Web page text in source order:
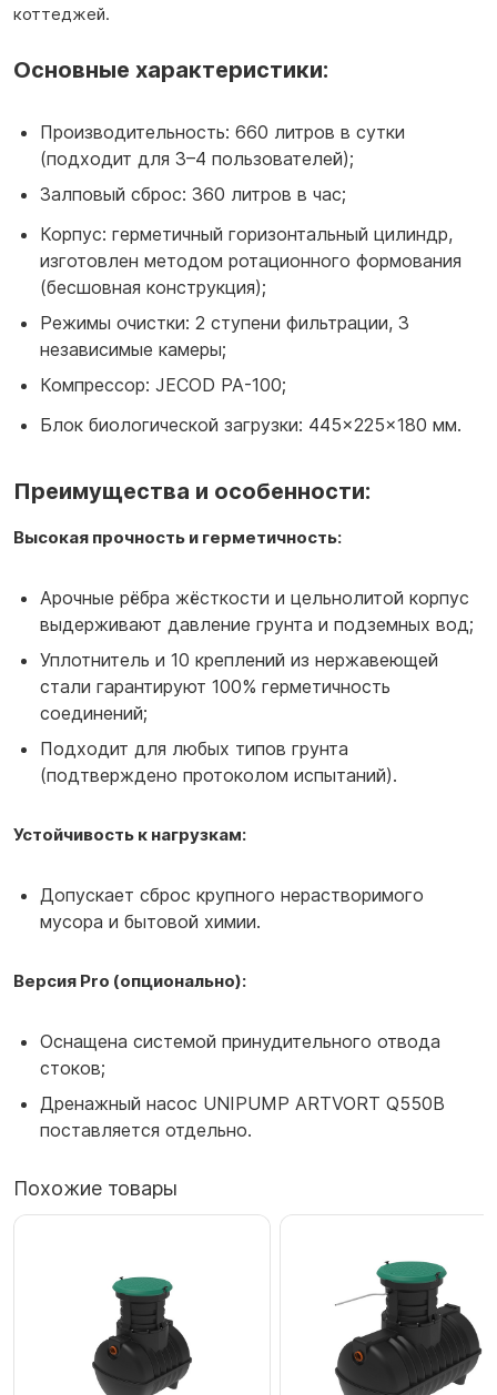
коттеджей.
Основные характеристики:
Производительность: 660 литров в сутки
(подходит для 3–4 пользователей);
Залповый сброс: 360 литров в час;
Корпус: герметичный горизонтальный цилиндр,
изготовлен методом ротационного формования
(бесшовная конструкция);
Режимы очистки: 2 ступени фильтрации, 3
независимые камеры;
Компрессор: JECOD PA-100;
Блок биологической загрузки: 445×225×180 мм.
Преимущества и особенности:
Высокая прочность и герметичность:
Арочные рёбра жёсткости и цельнолитой корпус
выдерживают давление грунта и подземных вод;
Уплотнитель и 10 креплений из нержавеющей
стали гарантируют 100% герметичность
соединений;
Подходит для любых типов грунта
(подтверждено протоколом испытаний).
Устойчивость к нагрузкам:
Допускает сброс крупного нерастворимого
мусора и бытовой химии.
Версия Pro (опционально):
Оснащена системой принудительного отвода
стоков;
Дренажный насос UNIPUMP ARTVORT Q550B
поставляется отдельно.
Похожие товары